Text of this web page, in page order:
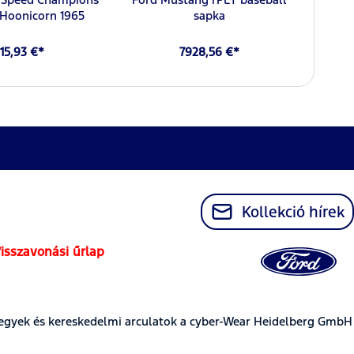
1965
€*
sapka
7928,56 €*
Kollekció hírek
űrlap
és kereskedelmi arculatok a cyber-Wear Heidelberg GmbH